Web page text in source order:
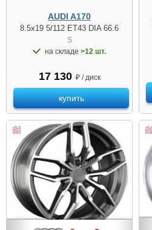
AUDI A170
8.5x19 5/112 ET43 DIA 66.6
S
на складе >12 шт.
17 130 ₽ / диск
купить